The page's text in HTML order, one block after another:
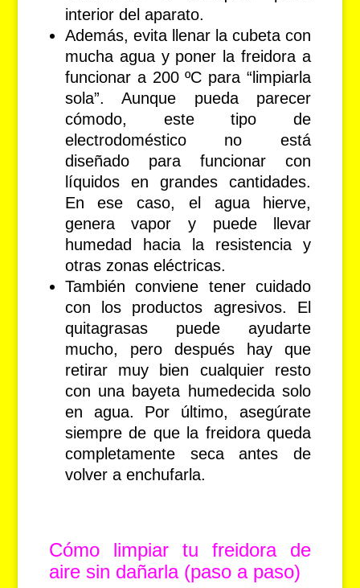
interior del aparato.
Además, evita llenar la cubeta con
mucha agua y poner la freidora a
funcionar a 200 ºC para “limpiarla
sola”. Aunque pueda parecer
cómodo, este tipo de
electrodoméstico no está
diseñado para funcionar con
líquidos en grandes cantidades.
En ese caso, el agua hierve,
genera vapor y puede llevar
humedad hacia la resistencia y
otras zonas eléctricas.
También conviene tener cuidado
con los productos agresivos. El
quitagrasas puede ayudarte
mucho, pero después hay que
retirar muy bien cualquier resto
con una bayeta humedecida solo
en agua. Por último, asegúrate
siempre de que la freidora queda
completamente seca antes de
volver a enchufarla.
Cómo limpiar tu freidora de
aire sin dañarla (paso a paso)